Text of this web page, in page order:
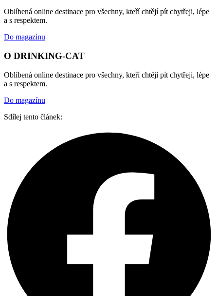
Oblíbená online destinace pro všechny, kteří chtějí pít chytřeji, lépe
a s respektem.
Do magazínu
O DRINKING-CAT
Oblíbená online destinace pro všechny, kteří chtějí pít chytřeji, lépe
a s respektem.
Do magazínu
Sdílej tento článek: